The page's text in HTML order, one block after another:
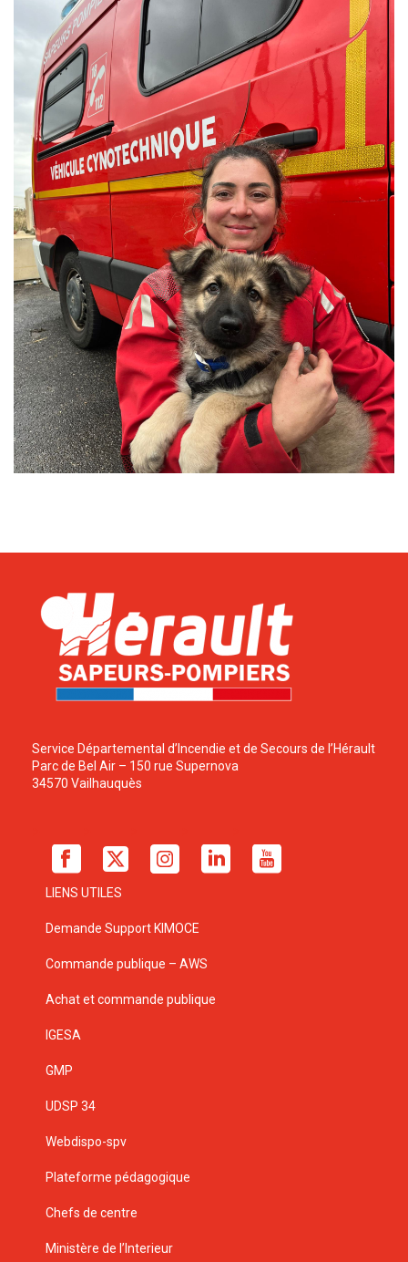
Service Départemental d’Incendie et de Secours de l’Hérault
Parc de Bel Air – 150 rue Supernova
34570 Vailhauquès
LIENS UTILES
Demande Support KIMOCE
Commande publique – AWS
Achat et commande publique
IGESA
GMP
UDSP 34
Webdispo-spv
Plateforme pédagogique
Chefs de centre
Ministère de l’Interieur